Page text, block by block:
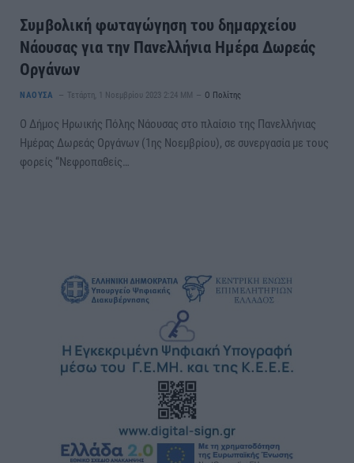
Συμβολική φωταγώγηση του δημαρχείου
Νάουσας για την Πανελλήνια Ημέρα Δωρεάς
Οργάνων
ΝΑΟΥΣΑ Τετάρτη, 1 Νοεμβρίου 2023 2:24 ΜΜ Ο Πολίτης
Ο Δήμος Ηρωικής Πόλης Νάουσας στο πλαίσιο της Πανελλήνιας
Ημέρας Δωρεάς Οργάνων (1ης Νοεμβρίου), σε συνεργασία με τους
φορείς “Νεφροπαθείς…